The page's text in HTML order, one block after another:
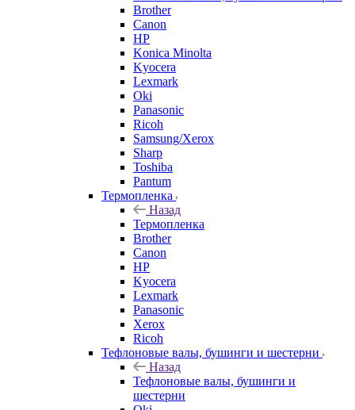
Brother
Canon
HP
Konica Minolta
Kyocera
Lexmark
Oki
Panasonic
Ricoh
Samsung/Xerox
Sharp
Toshiba
Pantum
Термопленка
Назад
Термопленка
Brother
Canon
HP
Kyocera
Lexmark
Panasonic
Xerox
Ricoh
Тефлоновые валы, бушинги и шестерни
Назад
Тефлоновые валы, бушинги и
шестерни